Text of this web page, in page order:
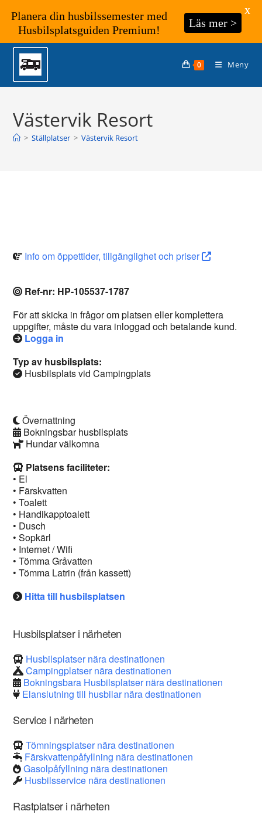
Hoppa
innehållet
0 Meny
Västervik Resort
> Ställplatser > Västervik Resort
Info om öppettider, tillgänglighet och priser
Ref-nr: HP-105537-1787
För att skicka in frågor om platsen eller komplettera
uppgifter, måste du vara inloggad och betalande kund.
Logga in
Typ av husbilsplats:
Husbilsplats vid Campingplats
Övernattning
Bokningsbar husbilsplats
Hundar välkomna
Platsens faciliteter:
• El
• Färskvatten
• Toalett
• Handikapptoalett
• Dusch
• Sopkärl
• Internet / Wifi
• Tömma Gråvatten
• Tömma Latrin (från kassett)
Hitta till husbilsplatsen
Husbilsplatser i närheten
Husbilsplatser nära destinationen
Campingplatser nära destinationen
Bokningsbara Husbilsplatser nära destinationen
Elanslutning till husbilar nära destinationen
Service i närheten
Tömningsplatser nära destinationen
Färskvattenpåfyllning nära destinationen
Gasolpåfyllning nära destinationen
Husbilsservice nära destinationen
Rastplatser i närheten
Planera din husbilssemester med
Husbilsplatsguiden Premium!
Läs mer >
X